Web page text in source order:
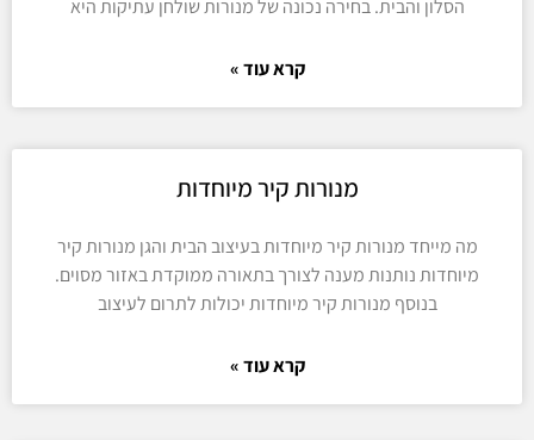
הסלון והבית. בחירה נכונה של מנורות שולחן עתיקות היא
קרא עוד »
מנורות קיר מיוחדות
מה מייחד מנורות קיר מיוחדות בעיצוב הבית והגן מנורות קיר
מיוחדות נותנות מענה לצורך בתאורה ממוקדת באזור מסוים.
בנוסף מנורות קיר מיוחדות יכולות לתרום לעיצוב
קרא עוד »